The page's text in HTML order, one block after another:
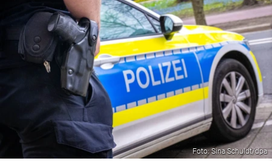
Foto: Sina Schuldt/dpa